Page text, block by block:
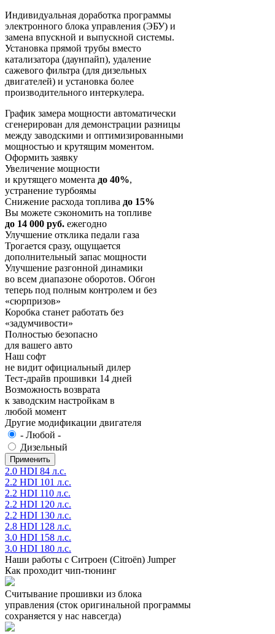
Индивидуальная доработка программы
электронного блока управления (ЭБУ) и
замена впускной и выпускной системы.
Установка прямой трубы вместо
катализатора (даунпайп), удаление
сажевого фильтра (для дизельных
двигателей) и установка более
производительного интеркулера.
График замера мощности автоматически
сгенерирован для демонстрации разницы
между заводскими и оптимизированными
мощностью и крутящим моментом.
Оформить заявку
Увеличение мощности
и крутящего момента до 40%,
устранение турбоямы
Снижение расхода топлива до 15%
Вы можете сэкономить на топливе
до 14 000 руб. ежегодно
Улучшение отклика педали газа
Трогается сразу, ощущается
дополнительный запас мощности
Улучшение разгонной динамики
во всем диапазоне оборотов. Обгон
теперь под полным контролем и без
«сюрпризов»
Коробка станет работать без
«задумчивости»
Полностью безопасно
для вашего авто
Наш софт
не видит официальный дилер
Тест-драйв прошивки 14 дней
Возможность возврата
к заводским настройкам в
любой момент
Другие модификации двигателя
- Любой -
Дизельный
2.0 HDI 84 л.с.
2.2 HDI 101 л.с.
2.2 HDI 110 л.с.
2.2 HDI 120 л.с.
2.2 HDI 130 л.с.
2.8 HDI 128 л.с.
3.0 HDI 158 л.с.
3.0 HDI 180 л.с.
Наши работы с Ситроен (Citroën) Jumper
Как проходит чип-тюнинг
Считывание прошивки из блока
управления (сток оригинальной программы
сохраняется у нас навсегда)